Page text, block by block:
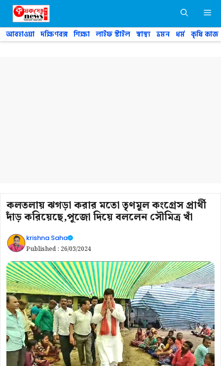
Skip
content
আবহাওয়া দক্ষিণবঙ্গ শিক্ষা লাইফ স্টাইল স্বাস্থ্য ভ্রমন ধর্ম কৃষি কাজ
কলতলায় ঝগড়া করার মতো তৃণমূল কংগ্রেস প্রার্থী
দাঁড় করিয়েছে,পূজো দিয়ে বললেন সৌমিত্র খাঁ
krishna Saha
Published : 26/03/2024